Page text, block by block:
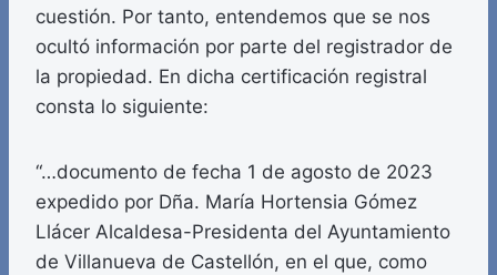
cuestión. Por tanto, entendemos que se nos
ocultó información por parte del registrador de
la propiedad. En dicha certificación registral
consta lo siguiente:
“…documento de fecha 1 de agosto de 2023
expedido por Dña. María Hortensia Gómez
Llácer Alcaldesa-Presidenta del Ayuntamiento
de Villanueva de Castellón, en el que, como